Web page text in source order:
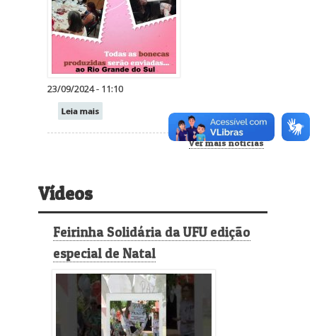
23/09/2024 - 11:10
Leia mais
Ver mais notícias
Vídeos
Feirinha Solidária da UFU edição
especial de Natal